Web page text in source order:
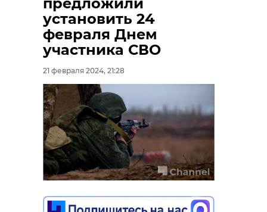
установить 24
февраля Днем
участника СВО
21 февраля 2024, 21:28